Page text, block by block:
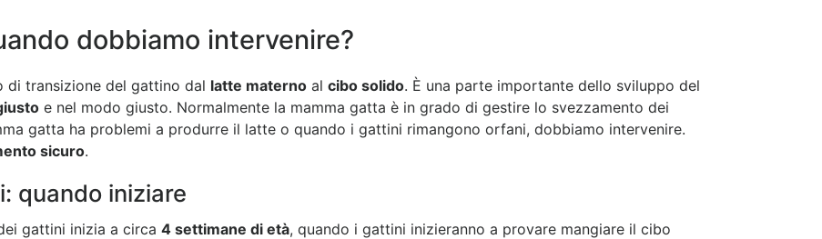
dobbiamo intervenire?
di transizione del gattino dal latte materno al cibo solido. È una parte importante dello sviluppo del
e nel modo giusto. Normalmente la mamma gatta è in grado di gestire lo svezzamento dei
gatta ha problemi a produrre il latte o quando i gattini rimangono orfani, dobbiamo intervenire.
sicuro.
quando iniziare
gattini inizia a circa 4 settimane di età, quando i gattini inizieranno a provare mangiare il cibo